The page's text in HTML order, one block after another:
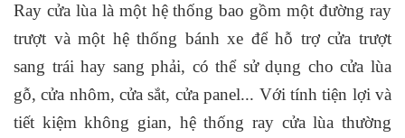
Ray cửa lùa là một hệ thống bao gồm một đường ray
trượt và một hệ thống bánh xe để hỗ trợ cửa trượt
sang trái hay sang phải, có thể sử dụng cho cửa lùa
gỗ, cửa nhôm, cửa sắt, cửa panel... Với tính tiện lợi và
tiết kiệm không gian, hệ thống ray cửa lùa thường